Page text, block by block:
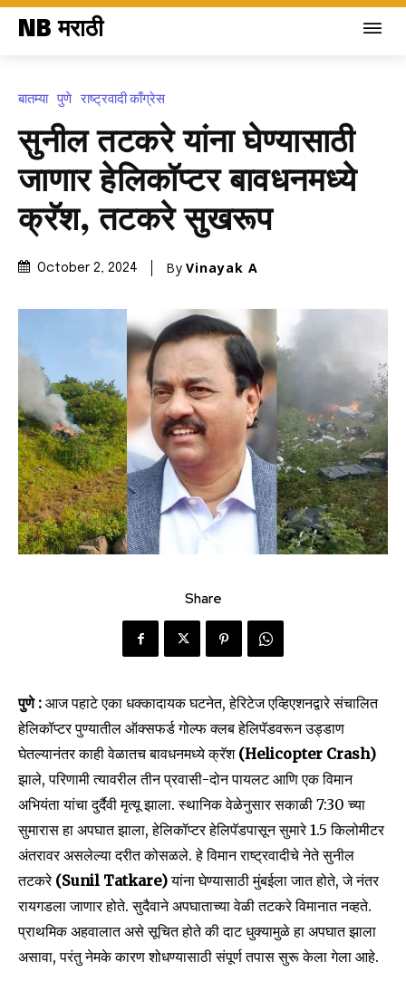
NB मराठी
बातम्या पुणे राष्ट्रवादी काँग्रेस
सुनील तटकरे यांना घेण्यासाठी
जाणार हेलिकॉप्टर बावधनमध्ये
क्रॅश, तटकरे सुखरूप
October 2, 2024 By Vinayak A
Share
पुणे : आज पहाटे एका धक्कादायक घटनेत, हेरिटेज एव्हिएशनद्वारे संचालित
हेलिकॉप्टर पुण्यातील ऑक्सफर्ड गोल्फ क्लब हेलिपॅडवरून उड्डाण
घेतल्यानंतर काही वेळातच बावधनमध्ये क्रॅश (Helicopter Crash)
झाले, परिणामी त्यावरील तीन प्रवासी-दोन पायलट आणि एक विमान
अभियंता यांचा दुर्दैवी मृत्यू झाला. स्थानिक वेळेनुसार सकाळी 7:30 च्या
सुमारास हा अपघात झाला, हेलिकॉप्टर हेलिपॅडपासून सुमारे 1.5 किलोमीटर
अंतरावर असलेल्या दरीत कोसळले. हे विमान राष्ट्रवादीचे नेते सुनील
तटकरे (Sunil Tatkare)यांना घेण्यासाठी मुंबईला जात होते, जे नंतर
रायगडला जाणार होते. सुदैवाने अपघाताच्या वेळी तटकरे विमानात नव्हते.
प्राथमिक अहवालात असे सूचित होते की दाट धुक्यामुळे हा अपघात झाला
असावा, परंतु नेमके कारण शोधण्यासाठी संपूर्ण तपास सुरू केला गेला आहे.